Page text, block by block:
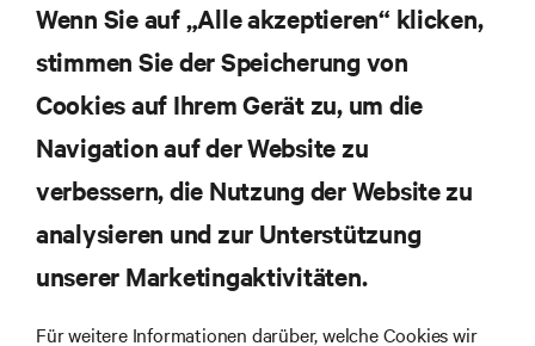
Abonnieren Sie unseren Newsletter und erhalten
die neuesten Technologietrends
Themen der Branche, mit aktuellen Diskussionen
und Einblicken von Experten in das
Rechenzentrums- und Infrastrukturmanagement.
JETZT ANMELDEN
Wenn Sie auf „Alle akzeptieren“ klicken,
stimmen Sie der Speicherung von
Cookies auf Ihrem Gerät zu, um die
Navigation auf der Website zu
verbessern, die Nutzung der Website zu
analysieren und zur Unterstützung
unserer Marketingaktivitäten.
Für weitere Informationen darüber, welche Cookies wir